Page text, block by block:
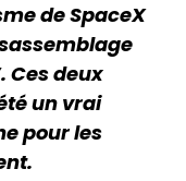
de SpaceX
Ces deux
un vrai
pour les